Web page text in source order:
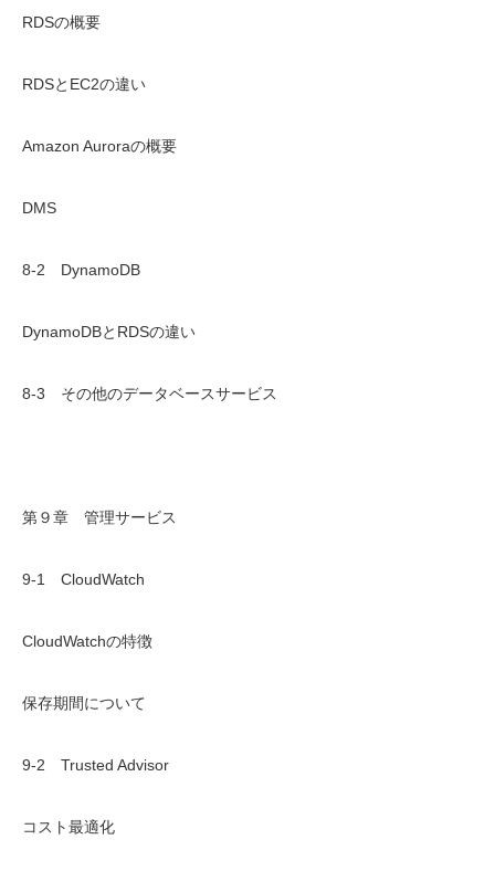
RDSの概要
RDSとEC2の違い
Amazon Auroraの概要
DMS
8-2 DynamoDB
DynamoDBとRDSの違い
8-3 その他のデータベースサービス
第９章 管理サービス
9-1 CloudWatch
CloudWatchの特徴
保存期間について
9-2 Trusted Advisor
コスト最適化